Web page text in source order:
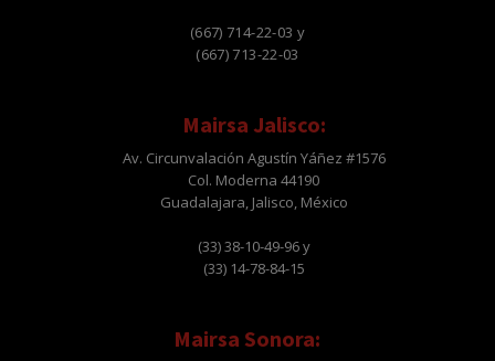
(667) 714-22-03 y
(667) 713-22-03
Mairsa Jalisco:
Av. Circunvalación Agustín Yáñez #1576
Col. Moderna 44190
Guadalajara, Jalisco, México
(33) 38-10-49-96 y
(33) 14-78-84-15
Mairsa Sonora: